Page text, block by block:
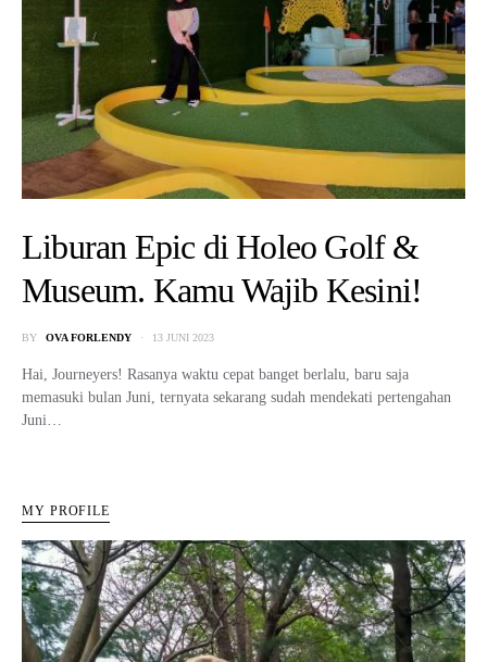
Liburan Epic di Holeo Golf &
Museum. Kamu Wajib Kesini!
BY OVA FORLENDY 13 JUNI 2023
Hai, Journeyers! Rasanya waktu cepat banget berlalu, baru saja
memasuki bulan Juni, ternyata sekarang sudah mendekati pertengahan
Juni…
MY PROFILE